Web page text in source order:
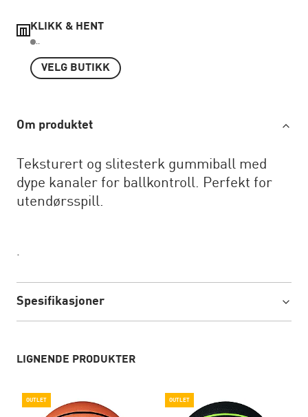
KLIKK & HENT
..
VELG BUTIKK
Om produktet
Teksturert og slitesterk gummiball med
dype kanaler for ballkontroll. Perfekt for
utendørsspill.
.
Spesifikasjoner
LIGNENDE PRODUKTER
OUTLET OUTLET